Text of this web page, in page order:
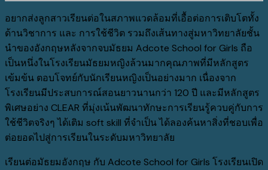
อยากส่งลูกสาวเรียนต่อในสภาพแวดล้อมที่เอื้อต่อการเติบโตทั้ง
ด้านวิชาการ และ การใช้ชีวิต รวมถึงเส้นทางสู่มหาวิทยาลัยชั้น
นำของอังกฤษหลังจากจบมัธยม Adcote School for Girls ถือ
เป็นหนึ่งในโรงเรียนมัธยมหญิงล้วนมากคุณภาพที่มีหลักสูตร
เข้มข้น ตอบโจทย์กับนักเรียนหญิงเป็นอย่างมาก เนื่องจาก
โรงเรียนมีประสบการณ์สอนยาวนานกว่า 120 ปี และมีหลักสูตร
พิเศษอย่าง CLEAR ที่มุ่งเน้นพัฒนาทักษะการเรียนรู้ควบคู่กับการ
ใช้ชีวิตจริงๆ ได้เติม soft skill ที่จำเป็น ได้ลองค้นหาสิ่งที่ชอบเพื่อ
ต่อยอดไปสู่การเรียนในระดับมหาวิทยาลัย
เรียนต่อมัธยมอังกฤษ กับ Adcote School for Girls โรงเรียนเปิด